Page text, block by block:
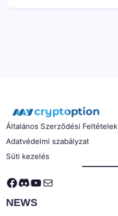
Általános Szerződési Feltételek
Adatvédelmi szabályzat
Süti kezelés
Facebook
Discord
YouTube
Mail
NEWS